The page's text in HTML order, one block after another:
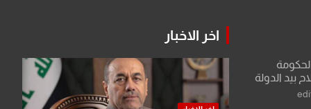
بيد الدولة
اخر الاخبار